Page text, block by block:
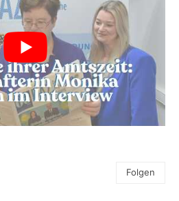
Folgen